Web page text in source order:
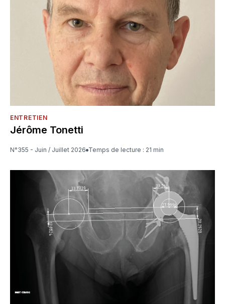
ENTRETIEN
Jérôme Tonetti
N°355 - Juin / Juillet 2026 Temps de lecture : 21 min